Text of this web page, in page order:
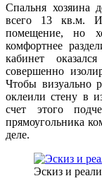
Спальня хозяина
всего 13 кв.м.
помещение, но
комфортнее
кабинет
совершенно
Чтобы визуально
оклеили стену в
счет этого
прямоугольника
деле.
Эскиз и